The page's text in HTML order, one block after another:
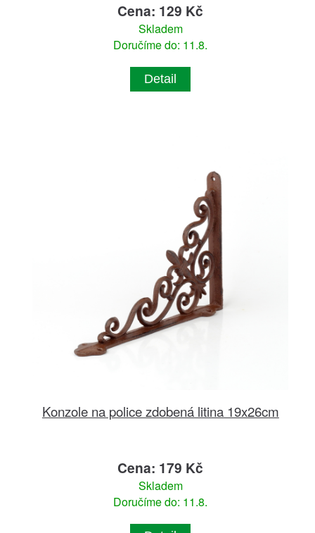
Cena: 129 Kč
Skladem
Doručíme do: 11.8.
Detail
Konzole na police zdobená litina 19x26cm
Cena: 179 Kč
Skladem
Doručíme do: 11.8.